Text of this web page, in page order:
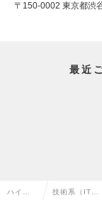
〒150-0002 東京都渋
最近
ハイク 技術系（IT・